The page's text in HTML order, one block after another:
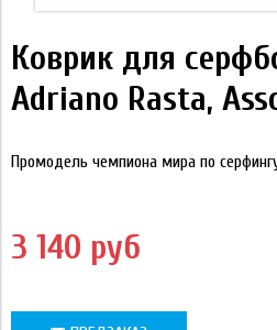
Коврик для
Adriano Rasta,
Промодель чемпиона мира по
3 140 руб